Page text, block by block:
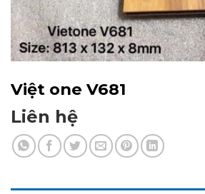
Việt one V681
Liên hệ